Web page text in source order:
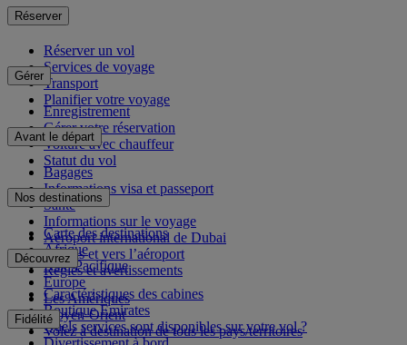
Réserver
Réserver un vol
Services de voyage
Transport
Planifier votre voyage
Gérer
Enregistrement
Gérer votre réservation
Voiture avec chauffeur
Statut du vol
Avant le départ
Bagages
Informations visa et passeport
Santé
Informations sur le voyage
Aéroport international de Dubai
Depuis et vers l’aéroport
Règles et avertissements
Nos destinations
Carte des destinations
Afrique
Asie-Pacifique
Europe
Les Amériques
Moyen-Orient
Volez à destination de tous les pays/territoires
Découvrez
Caractéristiques des cabines
Boutique Emirates
Quels services sont disponibles sur votre vol ?
Fidélité